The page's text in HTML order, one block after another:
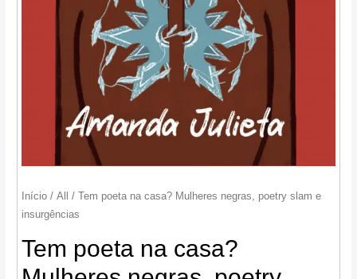
Início /All
/ Tem poeta na casa? Mulheres negras, poetry slam e
insurgências
Tem poeta na casa?